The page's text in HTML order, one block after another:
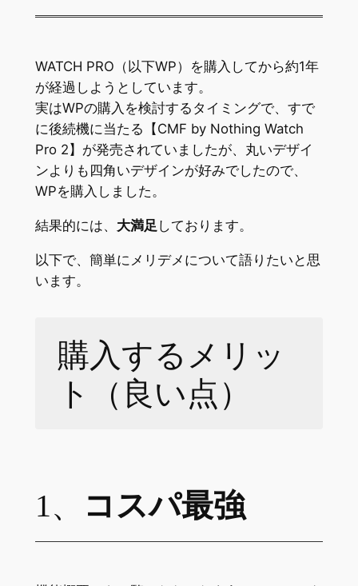
WATCH PRO（以下WP）を購入してから約1年
が経過しようとしています。
実はWPの購入を検討するタイミングで、すで
に後続機に当たる【CMF by Nothing Watch
Pro 2】が発売されていましたが、丸いデザイ
ンよりも四角いデザインが好みでしたので、
WPを購入しました。
結果的には、 大満足しております。
以下で、簡単にメリデメについて語りたいと思
います。
購入するメリッ
ト（良い点）
1、 コスパ最強